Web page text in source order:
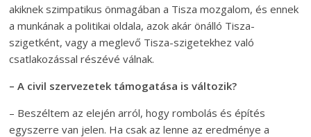
akiknek szimpatikus önmagában a Tisza mozgalom, és ennek
a munkának a politikai oldala, azok akár önálló Tisza-
szigetként, vagy a meglevő Tisza-szigetekhez való
csatlakozással részévé válnak.
– A civil szervezetek támogatása is változik?
– Beszéltem az elején arról, hogy rombolás és építés
egyszerre van jelen. Ha csak az lenne az eredménye a